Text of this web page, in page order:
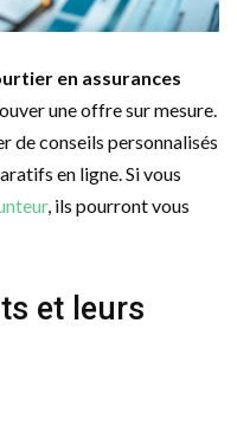
en assurances
une offre sur mesure.
de conseils personnalisés
en ligne. Si vous
, ils pourront vous
et leurs